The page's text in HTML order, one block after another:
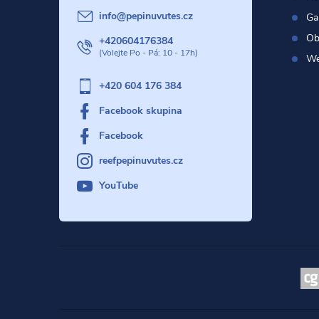
info@pepinuvutes.cz
+420604176384
+420 604 176 384
Facebook skupina
Facebook
reefpepinuvutes.cz
YouTube